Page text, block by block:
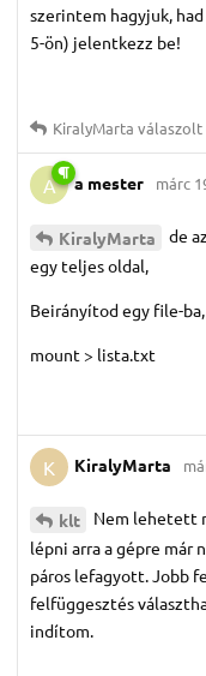
szerintem hagyjuk,
5-ön) jelentkezz be!
KiralyMarta válaszolt
A a mester márc
KiralyMarta
de
egy teljes oldal,
Beirányítod egy file-
mount > lista.txt
K KiralyMarta
klt
Nem lehetett
lépni arra a gépre már
páros lefagyott. Jobb
felfüggesztés
indítom.